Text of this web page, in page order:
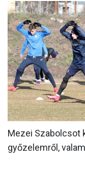
Mezei Szabolcsot
győzelemről,